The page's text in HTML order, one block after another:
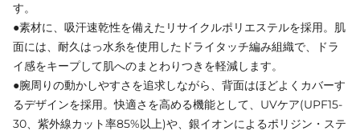
す。
●素材に、吸汗速乾性を備えたリサイクルポリエステルを採用。肌
面には、耐久はっ水糸を使用したドライタッチ編み組織で、ドラ
イ感をキープして肌へのまとわりつきを軽減します。
●腕周りの動かしやすさを追求しながら、背面はほどよくカバーす
るデザインを採用。快適さを高める機能として、UVケア(UPF15-
30、紫外線カット率85%以上)や、銀イオンによるポリジン・ステ